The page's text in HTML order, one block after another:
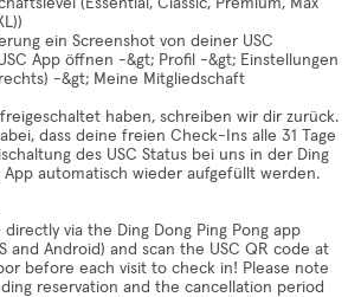
(Essential, Classic, Premium, Max
ein Screenshot von deiner USC
App öffnen -&gt; Profil -&gt; Einstellungen
-&gt; Meine Mitgliedschaft
haben, schreiben wir dir zurück.
dass deine freien Check-Ins alle 31 Tage
des USC Status bei uns in der Ding
App automatisch wieder aufgefüllt werden.
via the Ding Dong Ping Pong app
and Android) and scan the USC QR code at
before each visit to check in! Please note
reservation and the cancellation period